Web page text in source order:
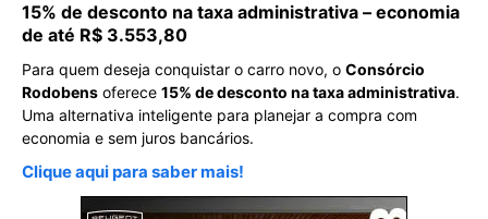
15% de desconto na taxa administrativa – economia
de até R$ 3.553,80
Para quem deseja conquistar o carro novo, o Consórcio
Rodobens oferece 15% de desconto na taxa administrativa.
Uma alternativa inteligente para planejar a compra com
economia e sem juros bancários.
Clique aqui para saber mais!